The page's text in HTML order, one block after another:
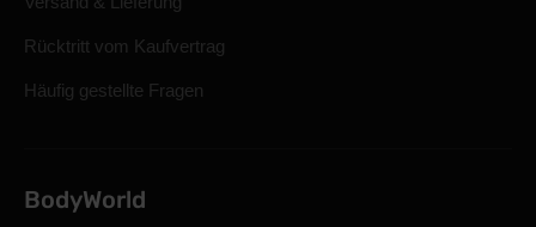
Rücktritt vom Kaufvertrag
Häufig gestellte Fragen
BodyWorld